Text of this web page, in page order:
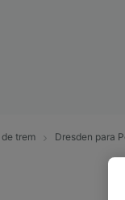
trem Dresden para